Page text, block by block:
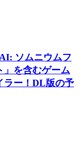
ソムニウムフ
」を含むゲーム
ラー！DL版の予